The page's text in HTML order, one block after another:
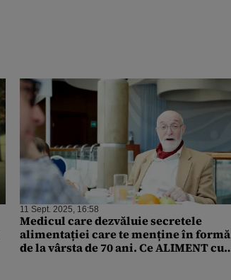
11 Sept. 2025, 16:58
Medicul care dezvăluie secretele
alimentației care te menține în formă
de la vârsta de 70 ani. Ce ALIMENT cu